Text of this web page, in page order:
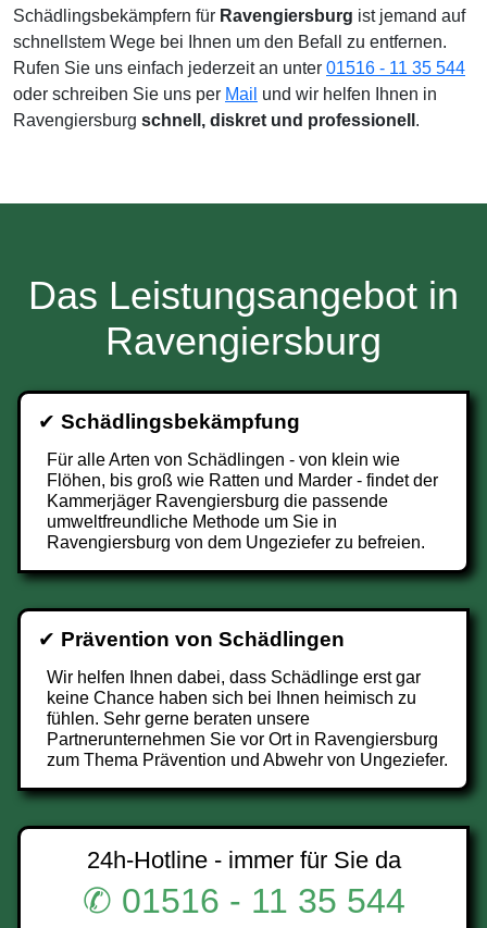
Schädlingsbekämpfern für Ravengiersburg ist jemand auf
schnellstem Wege bei Ihnen um den Befall zu entfernen.
Rufen Sie uns einfach jederzeit an unter 01516 - 11 35 544
oder schreiben Sie uns per Mail und wir helfen Ihnen in
Ravengiersburg schnell, diskret und professionell .
Das Leistungsangebot in
Ravengiersburg
✔ Schädlingsbekämpfung
Für alle Arten von Schädlingen - von klein wie
Flöhen, bis groß wie Ratten und Marder - findet der
Kammerjäger Ravengiersburg die passende
umweltfreundliche Methode um Sie in
Ravengiersburg von dem Ungeziefer zu befreien.
✔ Prävention von Schädlingen
Wir helfen Ihnen dabei, dass Schädlinge erst gar
keine Chance haben sich bei Ihnen heimisch zu
fühlen. Sehr gerne beraten unsere
Partnerunternehmen Sie vor Ort in Ravengiersburg
zum Thema Prävention und Abwehr von Ungeziefer.
24h-Hotline - immer für Sie da
✆ 01516 - 11 35 544